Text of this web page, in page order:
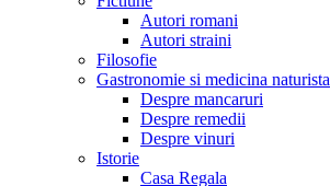
Autori romani
Autori straini
Filosofie
Gastronomie si medicina naturista
Despre mancaruri
Despre remedii
Despre vinuri
Istorie
Casa Regala